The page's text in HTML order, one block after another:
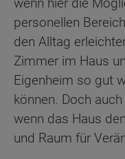
personellen
den Alltag
Zimmer im Haus
Eigenheim so gut
können. Doch
wenn das Haus
und Raum für